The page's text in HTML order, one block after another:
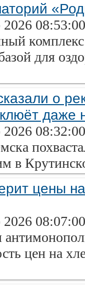
для
о
даже
в
цены
цен на